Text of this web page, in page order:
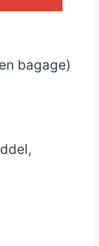
bagage)